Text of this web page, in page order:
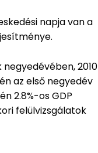
napja van a
2010
az első negyedév
2.8%-os GDP
felülvizsgálatok